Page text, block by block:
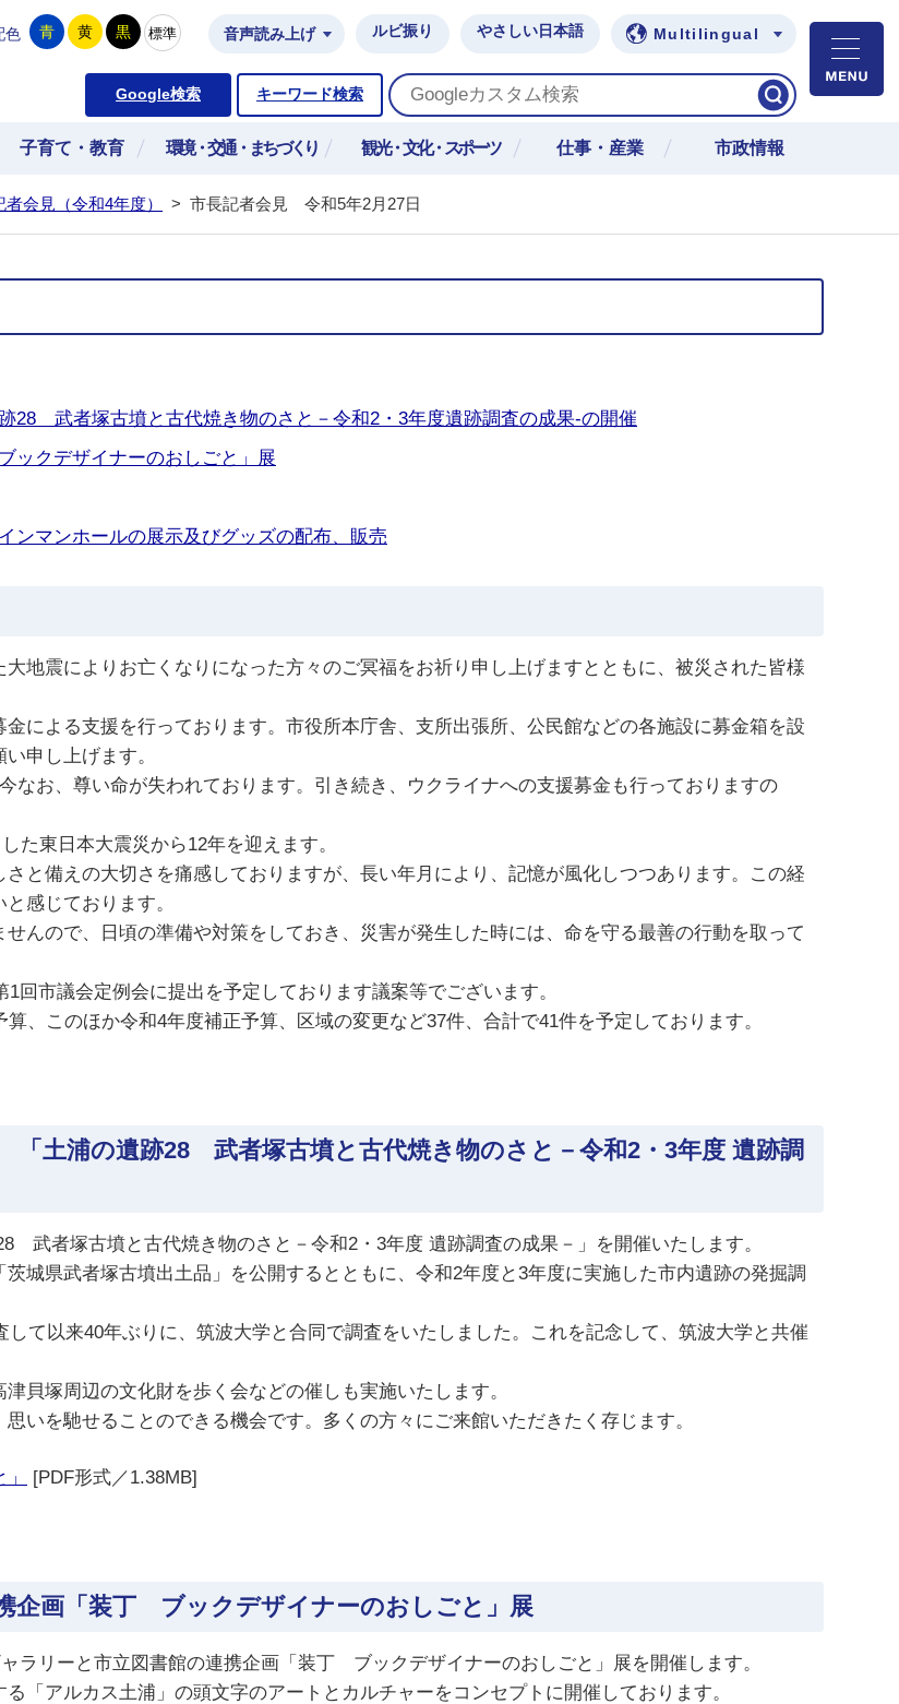
ページ
色 青 黄 黒 標準 音声読み上げ ルビ振り やさしい日本語 Multilingual
Google検索 キーワード検索
子育て・教育 環境・交通・まちづくり 観光・文化・スポーツ 仕事・産業 市政情報
会見（令和4年度） > 市長記者会見 令和5年2月27日
武者塚古墳と古代焼き物のさと－令和2・3年度遺跡調査の成果-の開催
ックデザイナーのおしごと」展
ンマンホールの展示及びグッズの配布、販売
地震によりお亡くなりになった方々のご冥福をお祈り申し上げますとともに、被災された皆様
による支援を行っております。市役所本庁舎、支所出張所、公民館などの各施設に募金箱を設
申し上げます。
お、尊い命が失われております。引き続き、ウクライナへの支援募金も行っておりますの
た東日本大震災から12年を迎えます。
と備えの大切さを痛感しておりますが、長い年月により、記憶が風化しつつあります。この経
感じております。
んので、日頃の準備や対策をしておき、災害が発生した時には、命を守る最善の行動を取って
市議会定例会に提出を予定しております議案等でございます。
、このほか令和4年度補正予算、区域の変更など37件、合計で41件を予定しております。
土浦の遺跡28 武者塚古墳と古代焼き物のさと－令和2・3年度 遺跡調
武者塚古墳と古代焼き物のさと－令和2・3年度 遺跡調査の成果－」を開催いたします。
城県武者塚古墳出土品」を公開するとともに、令和2年度と3年度に実施した市内遺跡の発掘調
て以来40年ぶりに、筑波大学と合同で調査をいたしました。これを記念して、筑波大学と共催
貝塚周辺の文化財を歩く会などの催しも実施いたします。
いを馳せることのできる機会です。多くの方々にご来館いただきたく存じます。
[PDF形式／1.38MB]
企画「装丁 ブックデザイナーのおしごと」展
ラリーと市立図書館の連携企画「装丁 ブックデザイナーのおしごと」展を開催します。
「アルカス土浦」の頭文字のアートとカルチャーをコンセプトに開催しております。